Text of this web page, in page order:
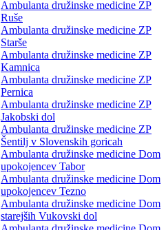
Ambulanta družinske medicine ZP
Ruše
Ambulanta družinske medicine ZP
Starše
Ambulanta družinske medicine ZP
Kamnica
Ambulanta družinske medicine ZP
Pernica
Ambulanta družinske medicine ZP
Jakobski dol
Ambulanta družinske medicine ZP
Šentilj v Slovenskih goricah
Ambulanta družinske medicine Dom
upokojencev Tabor
Ambulanta družinske medicine Dom
upokojencev Tezno
Ambulanta družinske medicine Dom
starejših Vukovski dol